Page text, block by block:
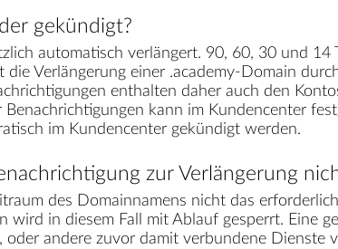
gekündigt?
automatisch verlängert. 90, 60, 30 und
Verlängerung einer .academy-Domain
enthalten daher auch den
kann im Kundencenter
im Kundencenter gekündigt werden.
zur Verlängerung
des Domainnamens nicht das
wird in diesem Fall mit Ablauf gesperrt. Eine
andere zuvor damit verbundene Dienste